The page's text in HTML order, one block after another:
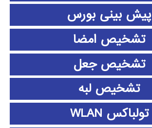
پیش بینی بورس
تشخیص امضا
تشخیص جعل
تشخیص لبه
تولباکس WLAN